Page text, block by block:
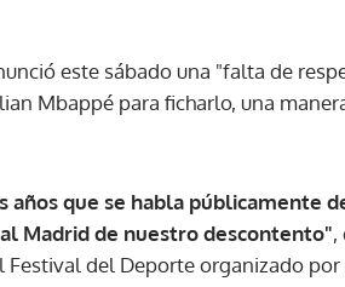
este sábado una "falta de
Mbappé para ficharlo, una
años que se habla públicamente
Madrid de nuestro descontento",
del Deporte organizado